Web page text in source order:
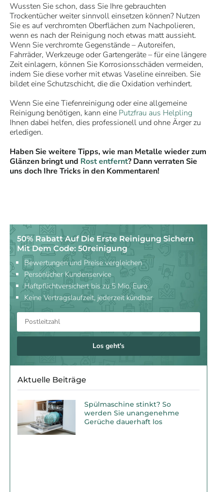
Wussten Sie schon, dass Sie Ihre gebrauchten
Trockentücher weiter sinnvoll einsetzen können? Nutzen
Sie es auf verchromten Oberflächen zum Nachpolieren,
wenn es nach der Reinigung noch etwas matt aussieht.
Wenn Sie verchromte Gegenstände – Autoreifen,
Fahrräder, Werkzeuge oder Gartengeräte – für eine längere
Zeit einlagern, können Sie Korrosionsschäden vermeiden,
indem Sie diese vorher mit etwas Vaseline einreiben. Sie
bildet eine Schutzschicht, die die Oxidation verhindert.
Wenn Sie eine Tiefenreinigung oder eine allgemeine
Reinigung benötigen, kann eine Putzfrau aus Helpling
Ihnen dabei helfen, dies professionell und ohne Ärger zu
erledigen.
Haben Sie weitere Tipps, wie man Metalle wieder zum
Glänzen bringt und Rost entfernt? Dann verraten Sie
uns doch Ihre Tricks in den Kommentaren!
50% Rabatt Auf Die Erste Reinigung Sichern
Mit Dem Code: 50reinigung
Bewertungen und Preise vergleichen
Persönlicher Kundenservice
Haftpflichtversichert bis zu 5 Mio. Euro
Keine Vertragslaufzeit, jederzeit kündbar
Los geht's
Aktuelle Beiträge
Spülmaschine stinkt? So
werden Sie unangenehme
Gerüche dauerhaft los